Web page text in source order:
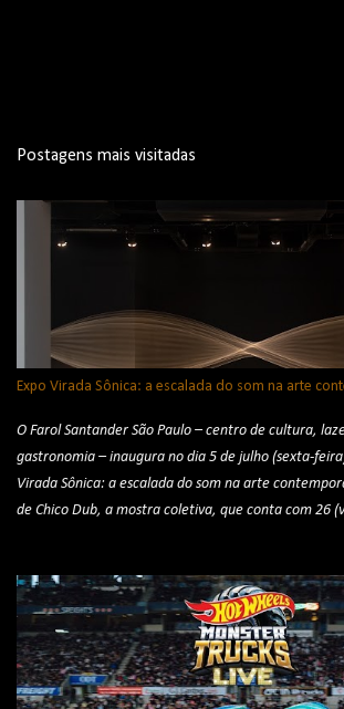
Postagens mais visitadas
Expo Virada Sônica: a escalada do som na arte
O Farol Santander São Paulo – centro de cultura,
gastronomia – inaugura no dia 5 de julho (sexta-
Virada Sônica: a escalada do som na arte
de Chico Dub, a mostra coletiva, que conta com 26
fenômenos acústicos, fonofotografias, sonificação
gambiarras sonoras, sons inauditos, cosmofonias,
utopia do silêncio. Apresentada pelo Ministério da
Santander, Emdia e Santander Brasil, a exposição
24º e 23º andares do icônico edifício, ficando em